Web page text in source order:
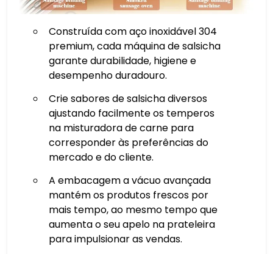
Construída com aço inoxidável 304
premium, cada máquina de salsicha
garante durabilidade, higiene e
desempenho duradouro.
Crie sabores de salsicha diversos
ajustando facilmente os temperos
na misturadora de carne para
corresponder às preferências do
mercado e do cliente.
A embacagem a vácuo avançada
mantém os produtos frescos por
mais tempo, ao mesmo tempo que
aumenta o seu apelo na prateleira
para impulsionar as vendas.